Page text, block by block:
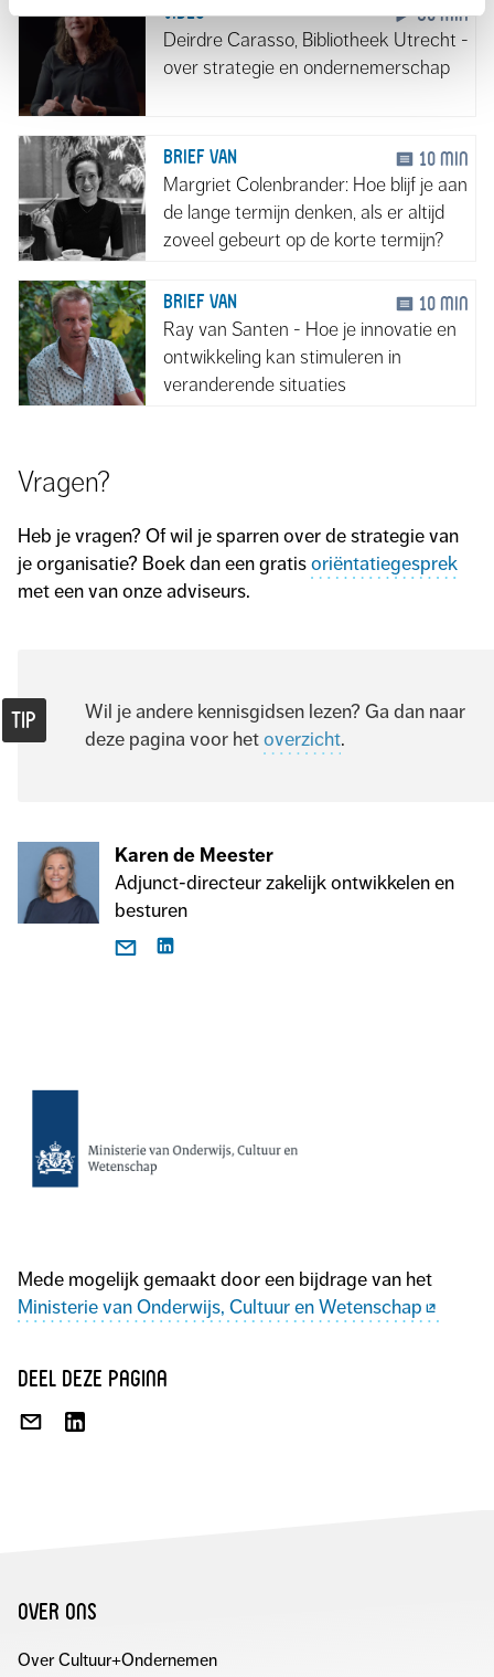
VIDEO 50 min
Deirdre Carasso, Bibliotheek Utrecht -
over strategie en ondernemerschap
BRIEF VAN 10 min
Margriet Colenbrander: Hoe blijf je aan
de lange termijn denken, als er altijd
zoveel gebeurt op de korte termijn?
BRIEF VAN 10 min
Ray van Santen - Hoe je innovatie en
ontwikkeling kan stimuleren in
veranderende situaties
Vragen?
Heb je vragen? Of wil je sparren over de strategie van
je organisatie? Boek dan een gratis oriëntatiegesprek
met een van onze adviseurs.
Wil je andere kennisgidsen lezen? Ga dan naar
deze pagina voor het overzicht.
Karen de Meester
Adjunct-directeur zakelijk ontwikkelen en
besturen
Mede mogelijk gemaakt door een bijdrage van het
Ministerie van Onderwijs, Cultuur en Wetenschap
deel deze pagina
DEEL
DEEL
over ons
Over Cultuur+Ondernemen